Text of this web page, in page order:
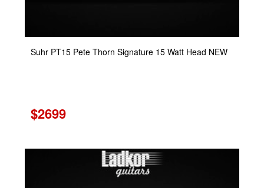
Suhr PT15 Pete Thorn Signature 15 Watt Head NEW
$2699